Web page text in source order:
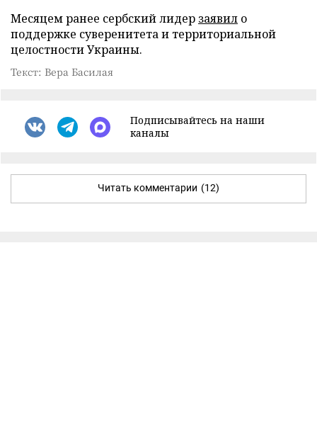
Месяцем ранее сербский лидер заявил о
поддержке суверенитета и территориальной
целостности Украины.
Текст: Вера Басилая
Подписывайтесь на наши
каналы
Читать комментарии (12)